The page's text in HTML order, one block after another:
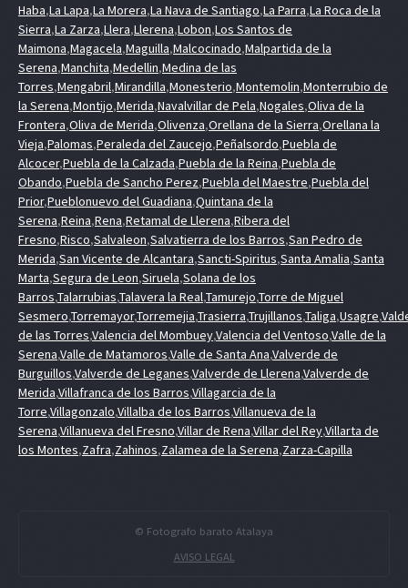
Haba,La Lapa,La Morera,La Nava de Santiago,La Parra,La Roca de la
Sierra,La Zarza,Llera,Llerena,Lobon,Los Santos de
Maimona,Magacela,Maguilla,Malcocinado,Malpartida de la
Serena,Manchita,Medellin,Medina de las
Torres,Mengabril,Mirandilla,Monesterio,Montemolin,Monterrubio de
la Serena,Montijo,Merida,Navalvillar de Pela,Nogales,Oliva de la
Frontera,Oliva de Merida,Olivenza,Orellana de la Sierra,Orellana la
Vieja,Palomas,Peraleda del Zaucejo,Peñalsordo,Puebla de
Alcocer,Puebla de la Calzada,Puebla de la Reina,Puebla de
Obando,Puebla de Sancho Perez,Puebla del Maestre,Puebla del
Prior,Pueblonuevo del Guadiana,Quintana de la
Serena,Reina,Rena,Retamal de Llerena,Ribera del
Fresno,Risco,Salvaleon,Salvatierra de los Barros,San Pedro de
Merida,San Vicente de Alcantara,Sancti-Spiritus,Santa Amalia,Santa
Marta,Segura de Leon,Siruela,Solana de los
Barros,Talarrubias,Talavera la Real,Tamurejo,Torre de Miguel
Sesmero,Torremayor,Torremejia,Trasierra,Trujillanos,Taliga,Usagre,
de las Torres,Valencia del Mombuey,Valencia del Ventoso,Valle de la
Serena,Valle de Matamoros,Valle de Santa Ana,Valverde de
Burguillos,Valverde de Leganes,Valverde de Llerena,Valverde de
Merida,Villafranca de los Barros,Villagarcia de la
Torre,Villagonzalo,Villalba de los Barros,Villanueva de la
Serena,Villanueva del Fresno,Villar de Rena,Villar del Rey,Villarta de
los Montes,Zafra,Zahinos,Zalamea de la Serena,Zarza-Capilla
© Fotografo barato Atalaya
AVISO LEGAL